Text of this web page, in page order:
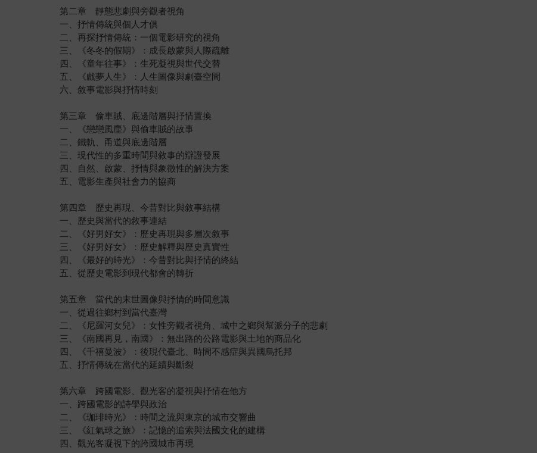
第二章 靜態悲劇與旁觀者視角
一、抒情傳統與個人才俱
二、再探抒情傳統：一個電影研究的視角
三、《冬冬的假期》：成長啟蒙與人際疏離
四、《童年往事》：生死凝視與世代交替
五、《戲夢人生》：人生圖像與劇臺空間
六、敘事電影與抒情時刻
第三章 偷車賊、底邊階層與抒情置換
一、《戀戀風塵》與偷車賊的故事
二、鐵軌、甬道與底邊階層
三、現代性的多重時間與敘事的辯證發展
四、自然、啟蒙、抒情與象徵性的解決方案
五、電影生產與社會力的協商
第四章 歷史再現、今昔對比與敘事結構
一、歷史與當代的敘事連結
二、《好男好女》：歷史再現與多層次敘事
三、《好男好女》：歷史解釋與歷史真實性
四、《最好的時光》：今昔對比與抒情的終結
五、從歷史電影到現代都會的轉折
第五章 當代的末世圖像與抒情的時間意識
一、從過往鄉村到當代臺灣
二、《尼羅河女兒》：女性旁觀者視角、城中之鄉與幫派分子的悲劇
三、《南國再見，南國》：無出路的公路電影與土地的商品化
四、《千禧曼波》：後現代臺北、時間不感症與異國烏托邦
五、抒情傳統在當代的延續與斷裂
第六章 跨國電影、觀光客的凝視與抒情在他方
一、跨國電影的詩學與政治
二、《珈琲時光》：時間之流與東京的城市交響曲
三、《紅氣球之旅》：記憶的追索與法國文化的建構
四、觀光客凝視下的跨國城市再現